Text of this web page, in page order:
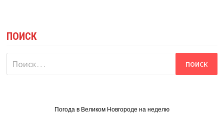
ПОИСК
Найти:
Погода в Великом Новгороде на неделю